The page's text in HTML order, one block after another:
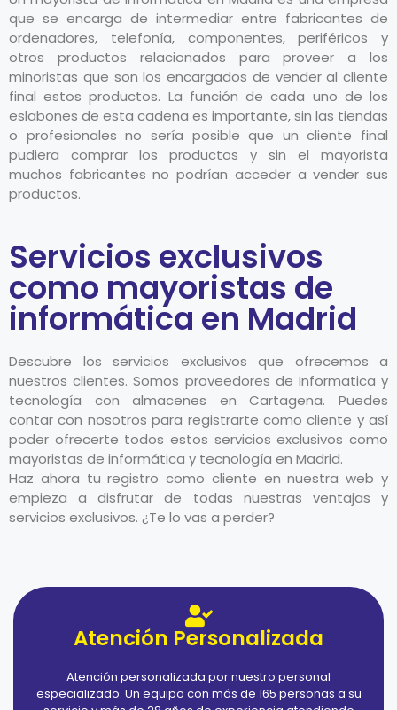
que se encarga de intermediar entre fabricantes de
ordenadores, telefonía, componentes, periféricos y
otros productos relacionados para proveer a los
minoristas que son los encargados de vender al cliente
final estos productos. La función de cada uno de los
eslabones de esta cadena es importante, sin las tiendas
o profesionales no sería posible que un cliente final
pudiera comprar los productos y sin el mayorista
muchos fabricantes no podrían acceder a vender sus
productos.
Servicios exclusivos
como mayoristas de
informática en Madrid
Descubre los servicios exclusivos que ofrecemos a
nuestros clientes. Somos proveedores de Informatica y
tecnología con almacenes en Cartagena. Puedes
contar con nosotros para registrarte como cliente y así
poder ofrecerte todos estos servicios exclusivos como
mayoristas de informática y tecnología en Madrid.
Haz ahora tu registro como cliente en nuestra web y
empieza a disfrutar de todas nuestras ventajas y
servicios exclusivos. ¿Te lo vas a perder?
Atención Personalizada
Atención personalizada por nuestro personal
especializado. Un equipo con más de 165 personas a su